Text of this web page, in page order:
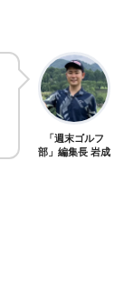
「週末ゴルフ
部」編集長 岩成